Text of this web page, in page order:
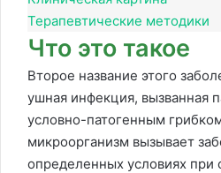
Терапевтические методики
Что это такое
Второе название этого
ушная инфекция, вызванная
условно-патогенным
микроорганизм вызывает
определенных условиях при